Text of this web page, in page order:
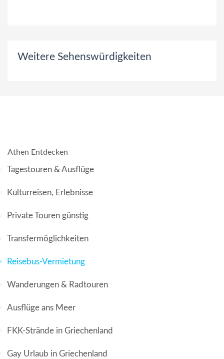
Weitere Sehenswürdigkeiten
Athen Entdecken
Tagestouren & Ausflüge
Kulturreisen, Erlebnisse
Private Touren günstig
Transfermöglichkeiten
Reisebus-Vermietung
Wanderungen & Radtouren
Ausflüge ans Meer
FKK-Strände in Griechenland
Gay Urlaub in Griechenland